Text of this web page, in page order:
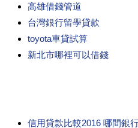
高雄借錢管道
台灣銀行留學貸款
toyota車貸試算
新北市哪裡可以借錢
信用貸款比較2016 哪間銀